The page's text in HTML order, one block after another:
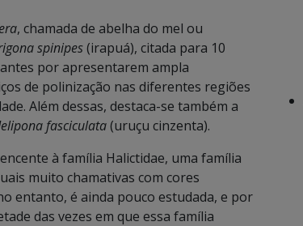
, chamada de abelha do mel ou
spinipes(irapuá), citada para 10
por apresentarem ampla
de polinização nas diferentes regiões
Além dessas, destaca-se também a
fasciculata(uruçu cinzenta).
à família Halictidae, uma família
muito chamativas com cores
entanto, é ainda pouco estudada, e por
das vezes em que essa família